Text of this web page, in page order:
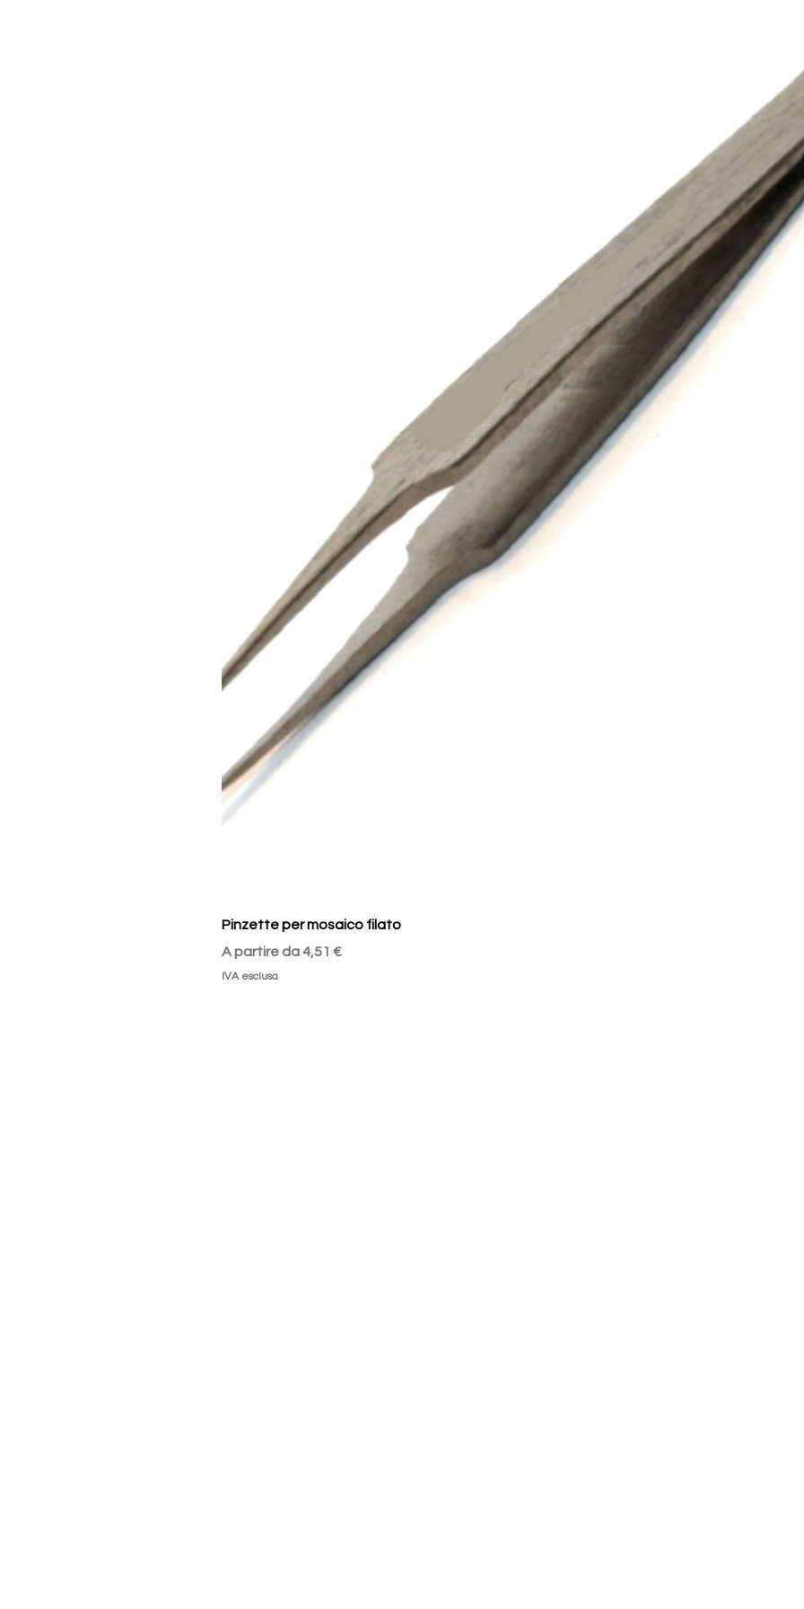
Pinzette per mosaico filato
A partire da4,51 €
Prezzo scontato
IVA esclusa